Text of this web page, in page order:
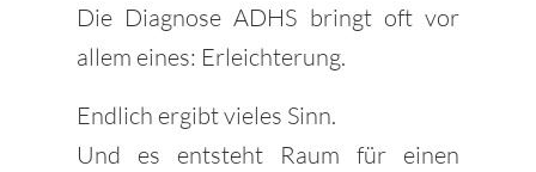
Die Diagnose ADHS bringt oft vor
allem eines: Erleichterung.
Endlich ergibt vieles Sinn.
Und es entsteht Raum für einen